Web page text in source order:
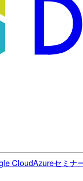
CloudAzureセミナ